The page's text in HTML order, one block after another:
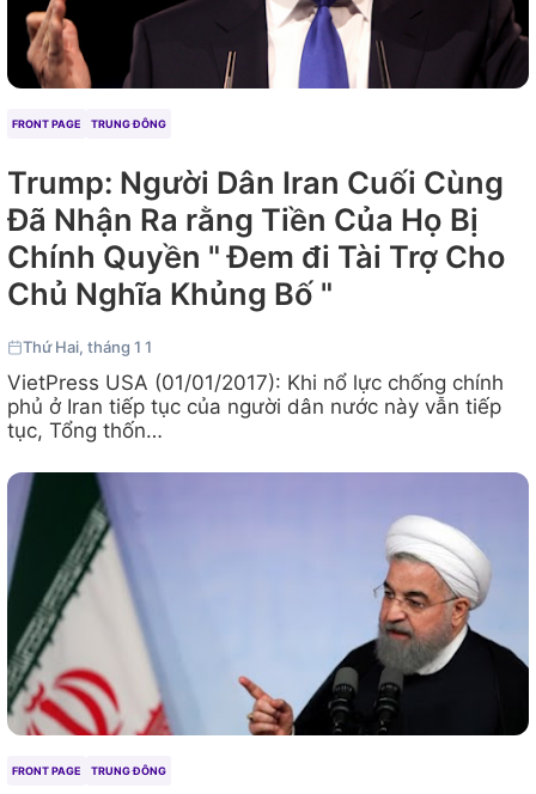
FRONT PAGE TRUNG ĐÔNG
Trump: Người Dân Iran Cuối Cùng
Đã Nhận Ra rằng Tiền Của Họ Bị
Chính Quyền " Đem đi Tài Trợ Cho
Chủ Nghĩa Khủng Bố "
Thứ Hai, tháng 1 1
VietPress USA (01/01/2017): Khi nổ lực chống chính
phủ ở Iran tiếp tục của người dân nước này vẫn tiếp
tục, Tổng thốn…
FRONT PAGE TRUNG ĐÔNG